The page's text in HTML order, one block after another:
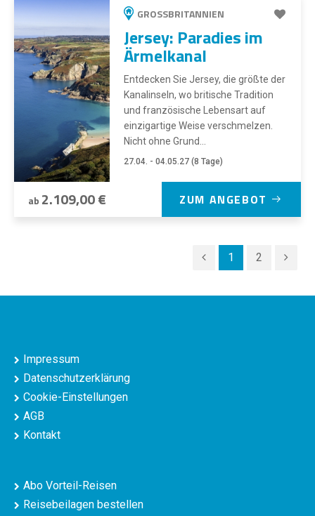
GROSSBRITANNIEN
Jersey: Paradies im
Ärmelkanal
Entdecken Sie Jersey, die größte der
Kanalinseln, wo britische Tradition
und französische Lebensart auf
einzigartige Weise verschmelzen.
Nicht ohne Grund...
27.04. - 04.05.27 (8 Tage)
ab 2.109,00 € ZUM ANGEBOT
1 2
Impressum
Datenschutzerklärung
Cookie-Einstellungen
AGB
Kontakt
Abo Vorteil-Reisen
Reisebeilagen bestellen